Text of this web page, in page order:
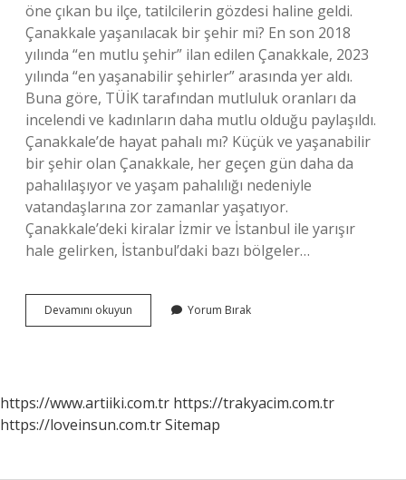
öne çıkan bu ilçe, tatilcilerin gözdesi haline geldi.
Çanakkale yaşanılacak bir şehir mi? En son 2018
yılında “en mutlu şehir” ilan edilen Çanakkale, 2023
yılında “en yaşanabilir şehirler” arasında yer aldı.
Buna göre, TÜİK tarafından mutluluk oranları da
incelendi ve kadınların daha mutlu olduğu paylaşıldı.
Çanakkale’de hayat pahalı mı? Küçük ve yaşanabilir
bir şehir olan Çanakkale, her geçen gün daha da
pahalılaşıyor ve yaşam pahalılığı nedeniyle
vatandaşlarına zor zamanlar yaşatıyor.
Çanakkale’deki kiralar İzmir ve İstanbul ile yarışır
hale gelirken, İstanbul’daki bazı bölgeler…
Devamını okuyun Çanakkale
Nerede
Yorum Bırak
https://www.artiiki.com.tr https://trakyacim.com.tr
https://loveinsun.com.trSitemap